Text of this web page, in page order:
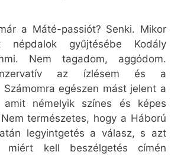
a Máté-passiót? Senki. Mikor
gyűjtésébe Kodály
Nem tagadom, aggódom.
az ízlésem és a
Számomra egészen mást jelent a
amit némelyik színes és képes
természetes, hogy a Háború
legyintgetés a válasz, s azt
miért kell beszélgetés címén